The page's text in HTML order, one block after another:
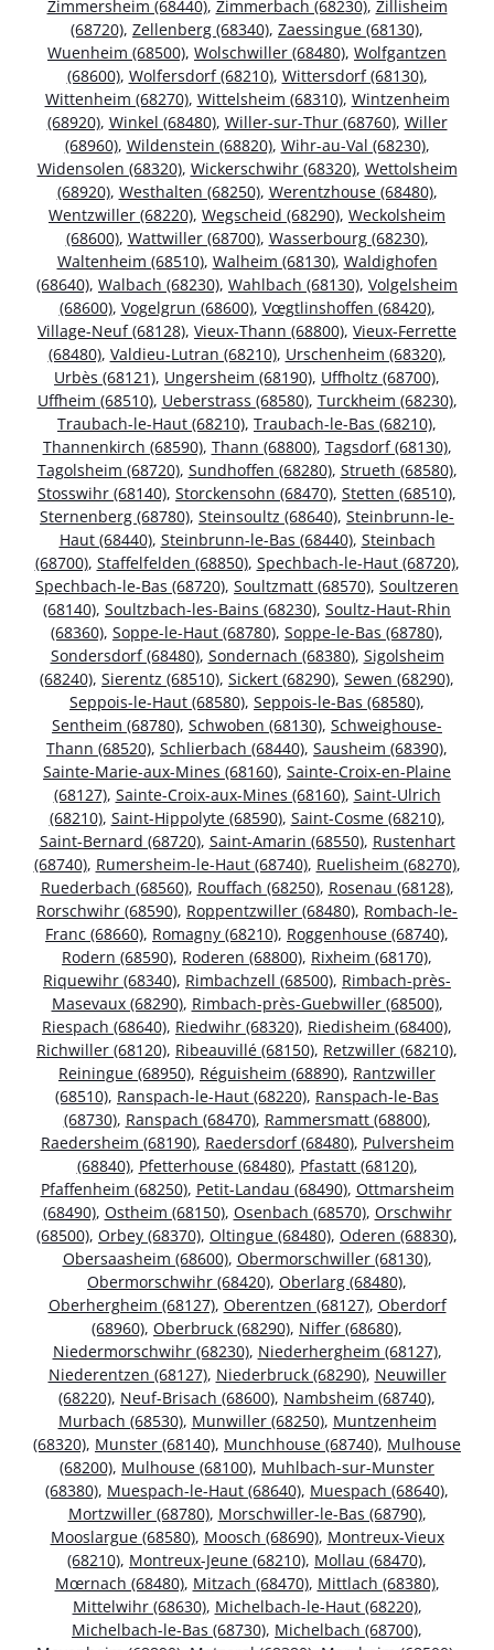
Zimmersheim (68440), Zimmerbach (68230), Zillisheim
(68720), Zellenberg (68340), Zaessingue (68130),
Wuenheim (68500), Wolschwiller (68480), Wolfgantzen
(68600), Wolfersdorf (68210), Wittersdorf (68130),
Wittenheim (68270), Wittelsheim (68310), Wintzenheim
(68920), Winkel (68480), Willer-sur-Thur (68760), Willer
(68960), Wildenstein (68820), Wihr-au-Val (68230),
Widensolen (68320), Wickerschwihr (68320), Wettolsheim
(68920), Westhalten (68250), Werentzhouse (68480),
Wentzwiller (68220), Wegscheid (68290), Weckolsheim
(68600), Wattwiller (68700), Wasserbourg (68230),
Waltenheim (68510), Walheim (68130), Waldighofen
(68640), Walbach (68230), Wahlbach (68130), Volgelsheim
(68600), Vogelgrun (68600), Vœgtlinshoffen (68420),
Village-Neuf (68128), Vieux-Thann (68800), Vieux-Ferrette
(68480), Valdieu-Lutran (68210), Urschenheim (68320),
Urbès (68121), Ungersheim (68190), Uffholtz (68700),
Uffheim (68510), Ueberstrass (68580), Turckheim (68230),
Traubach-le-Haut (68210), Traubach-le-Bas (68210),
Thannenkirch (68590), Thann (68800), Tagsdorf (68130),
Tagolsheim (68720), Sundhoffen (68280), Strueth (68580),
Stosswihr (68140), Storckensohn (68470), Stetten (68510),
Sternenberg (68780), Steinsoultz (68640), Steinbrunn-le-
Haut (68440), Steinbrunn-le-Bas (68440), Steinbach
(68700), Staffelfelden (68850), Spechbach-le-Haut (68720),
Spechbach-le-Bas (68720), Soultzmatt (68570), Soultzeren
(68140), Soultzbach-les-Bains (68230), Soultz-Haut-Rhin
(68360), Soppe-le-Haut (68780), Soppe-le-Bas (68780),
Sondersdorf (68480), Sondernach (68380), Sigolsheim
(68240), Sierentz (68510), Sickert (68290), Sewen (68290),
Seppois-le-Haut (68580), Seppois-le-Bas (68580),
Sentheim (68780), Schwoben (68130), Schweighouse-
Thann (68520), Schlierbach (68440), Sausheim (68390),
Sainte-Marie-aux-Mines (68160), Sainte-Croix-en-Plaine
(68127), Sainte-Croix-aux-Mines (68160), Saint-Ulrich
(68210), Saint-Hippolyte (68590), Saint-Cosme (68210),
Saint-Bernard (68720), Saint-Amarin (68550), Rustenhart
(68740), Rumersheim-le-Haut (68740), Ruelisheim (68270),
Ruederbach (68560), Rouffach (68250), Rosenau (68128),
Rorschwihr (68590), Roppentzwiller (68480), Rombach-le-
Franc (68660), Romagny (68210), Roggenhouse (68740),
Rodern (68590), Roderen (68800), Rixheim (68170),
Riquewihr (68340), Rimbachzell (68500), Rimbach-près-
Masevaux (68290), Rimbach-près-Guebwiller (68500),
Riespach (68640), Riedwihr (68320), Riedisheim (68400),
Richwiller (68120), Ribeauvillé (68150), Retzwiller (68210),
Reiningue (68950), Réguisheim (68890), Rantzwiller
(68510), Ranspach-le-Haut (68220), Ranspach-le-Bas
(68730), Ranspach (68470), Rammersmatt (68800),
Raedersheim (68190), Raedersdorf (68480), Pulversheim
(68840), Pfetterhouse (68480), Pfastatt (68120),
Pfaffenheim (68250), Petit-Landau (68490), Ottmarsheim
(68490), Ostheim (68150), Osenbach (68570), Orschwihr
(68500), Orbey (68370), Oltingue (68480), Oderen (68830),
Obersaasheim (68600), Obermorschwiller (68130),
Obermorschwihr (68420), Oberlarg (68480),
Oberhergheim (68127), Oberentzen (68127), Oberdorf
(68960), Oberbruck (68290), Niffer (68680),
Niedermorschwihr (68230), Niederhergheim (68127),
Niederentzen (68127), Niederbruck (68290), Neuwiller
(68220), Neuf-Brisach (68600), Nambsheim (68740),
Murbach (68530), Munwiller (68250), Muntzenheim
(68320), Munster (68140), Munchhouse (68740), Mulhouse
(68200), Mulhouse (68100), Muhlbach-sur-Munster
(68380), Muespach-le-Haut (68640), Muespach (68640),
Mortzwiller (68780), Morschwiller-le-Bas (68790),
Mooslargue (68580), Moosch (68690), Montreux-Vieux
(68210), Montreux-Jeune (68210), Mollau (68470),
Mœrnach (68480), Mitzach (68470), Mittlach (68380),
Mittelwihr (68630), Michelbach-le-Haut (68220),
Michelbach-le-Bas (68730), Michelbach (68700),